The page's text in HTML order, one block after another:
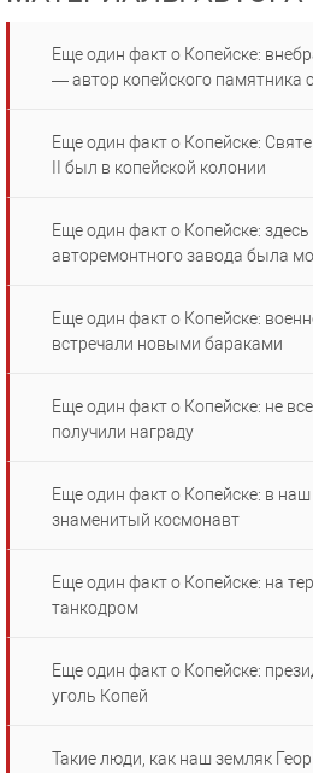
Еще один факт о Копейске:
— автор копейского памятника
Еще один факт о Копейске:
II был в копейской колонии
Еще один факт о Копейске:
авторемонтного завода была
Еще один факт о Копейске:
встречали новыми бараками
Еще один факт о Копейске: не
получили награду
Еще один факт о Копейске: в
знаменитый космонавт
Еще один факт о Копейске: на
танкодром
Еще один факт о Копейске:
уголь Копей
Такие люди, как наш земляк